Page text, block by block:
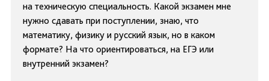
на техническую специальность. Какой экзамен мне
нужно сдавать при поступлении, знаю, что
математику, физику и русский язык, но в каком
формате? На что ориентироваться, на ЕГЭ или
внутренний экзамен?